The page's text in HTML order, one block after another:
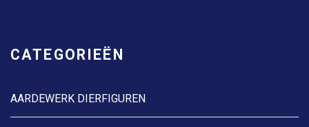
CATEGORIEËN
AARDEWERK DIERFIGUREN